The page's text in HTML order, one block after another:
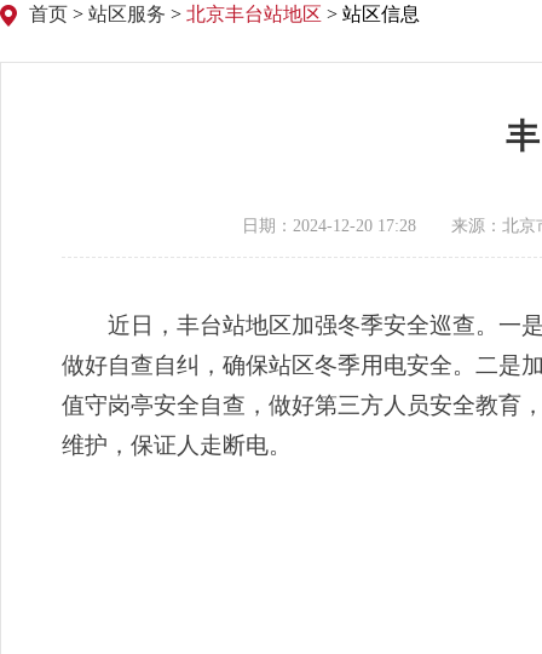
首页 > 站区服务 > 北京丰台站地区 > 站区信息
日期：2024-12-20 17:28 来源：​北京
近日，丰台站地区加强冬季安全巡查。一是
做好自查自纠，确保站区冬季用电安全。二是
值守岗亭安全自查，做好第三方人员安全教育
维护，保证人走断电。